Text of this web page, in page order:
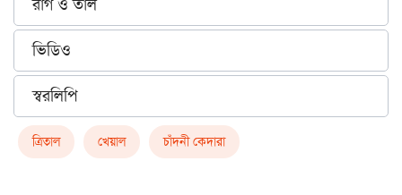
রাগ ও তাল
ভিডিও
স্বরলিপি
ত্রিতাল খেয়াল চাঁদনী কেদারা